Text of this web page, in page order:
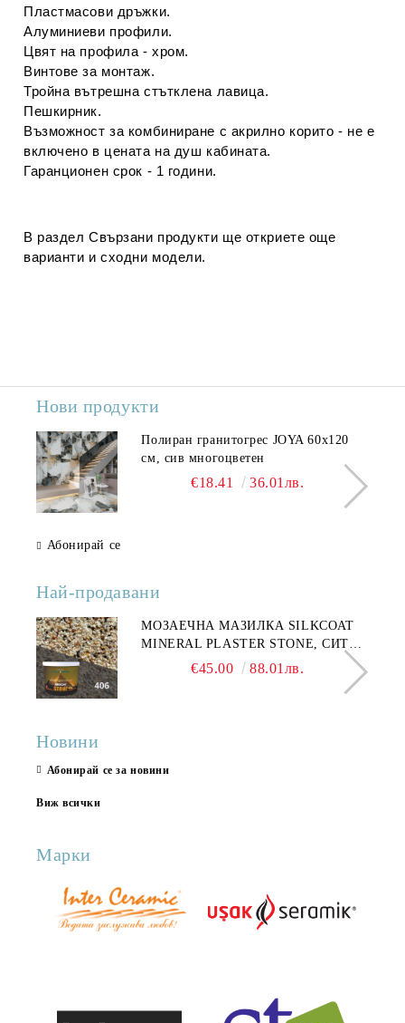
Пластмасови дръжки.
Алуминиеви профили.
Цвят на профила - хром.
Винтове за монтаж.
Тройна вътрешна стътклена лавица.
Пешкирник.
Възможност за комбиниране с акрилно корито - не е
включено в цената на душ кабината.
Гаранционен срок - 1 години.
В разделСвързани продукти ще откриете още
варианти и сходни модели.
Нови продукти
Полиран гранитогрес JOYA 60x120
см, сив многоцветен
€18.41 36.01лв.
Абонирай се
Най-продавани
МОЗАЕЧНА МАЗИЛКА SILKCOAT
MINERAL PLASTER STONE, СИТЕН
КАМЪК 406 25КГ
€45.00 88.01лв.
Новини
Абонирай се за новини
Виж всички
Марки